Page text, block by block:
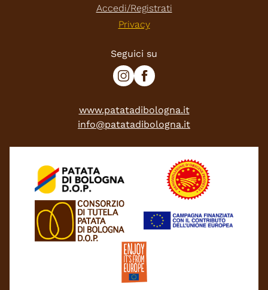
Accedi/Registrati
Privacy
Seguici su
www.patatadibologna.it
info@patatadibologna.it